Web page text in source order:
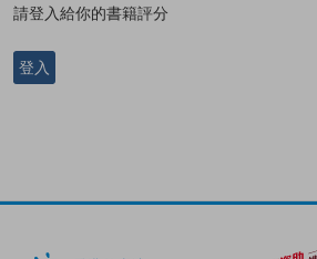
請登入給你的書籍評分
登入